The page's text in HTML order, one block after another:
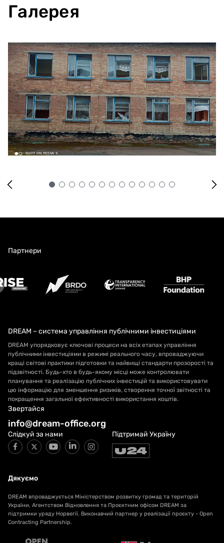
Галерея
Партнери
DREAM – система управління публічними інвестиціями
DREAM упорядковує ключові процеси на всіх етапах управління
публічними інвестиціями в режимі реального часу, впроваджуючи
кращі світові практики підготовки та найвищі стандарти прозорості та
підзвітності. Будь-хто в будь-якому місці може контролювати
планування та реалізацію публічних інвестицій та використовувати
цю інформацію для зменшення ризиків, створення точної звітності та
покращення загальної ефективності використання коштів.
Звертайся
info@dream-office.org
Слідкуй за нами Підтримай Україну
Дякуємо
DREAM впроваджується Міністерством розвитку громад та територій
України, Агентством Відновлення та Проєктним офісом DREAM за
підтримки уряду Норвегії. Виконавчий партнер у реалізації проєкту - Open
Contracting Partnership.